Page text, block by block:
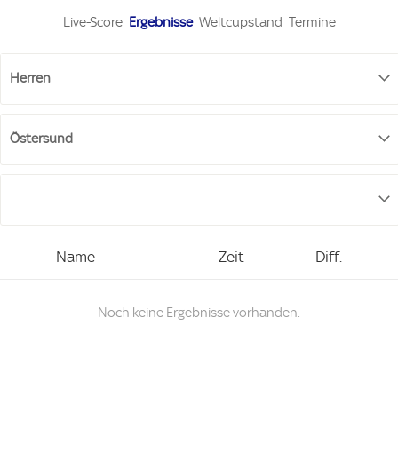
Live-Score Ergebnisse Weltcupstand Termine
Name Zeit Diff.
Noch keine Ergebnisse vorhanden.